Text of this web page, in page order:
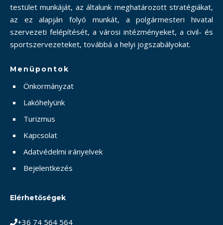
testület munkáját, az általunk meghatározott stratégiákat,
az ez alapján folyó munkát, a polgármesteri hivatal
szervezeti felépítését, a városi intézményeket, a civil- és
sportszervezeteket, továbbá a helyi jogszabályokat.
Menüpontok
Önkormányzat
Lakóhelyünk
Turizmus
Kapcsolat
Adatvédelmi irányelvek
Bejelentkezés
Elérhetőségek
+36 74 564 564